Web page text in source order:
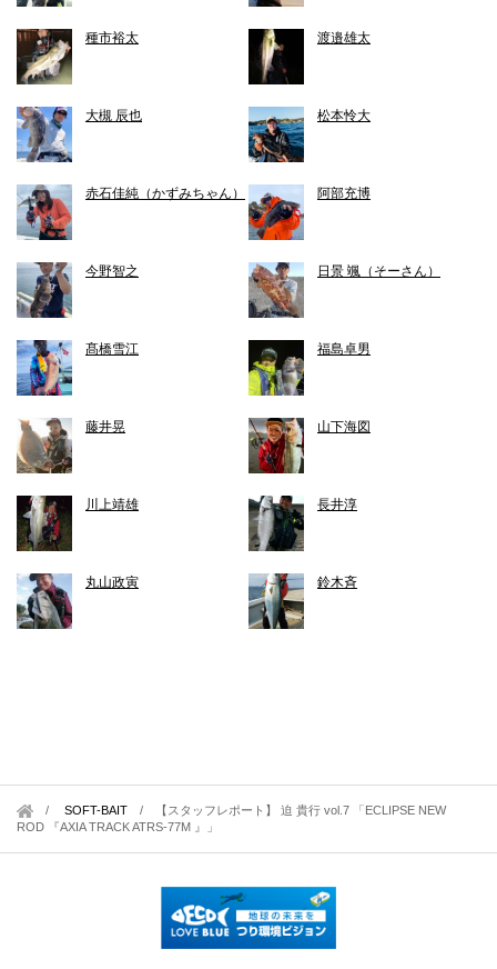
種市裕太 渡邉雄太
大槻 辰也 松本怜大
赤石佳純（かずみちゃん） 阿部充博
今野智之 日景 颯（そーさん）
髙橋雪江 福島卓男
藤井晃 山下海図
川上靖雄 長井淳
丸山政寅 鈴木斉
SOFT-BAIT /
【スタッフレポート】 迫 貴行 vol.7 「ECLIPSE NEW
ROD 『AXIA TRACK ATRS-77M 』」